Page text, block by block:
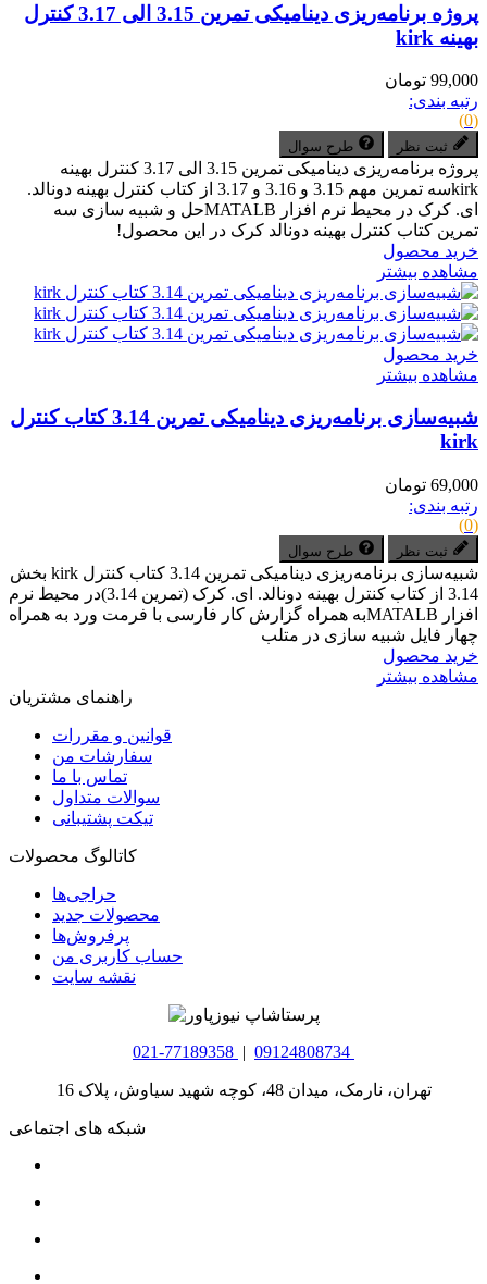
پروژه برنامه‌ریزی دینامیکی تمرین 3.15 الی 3.17 کنترل
بهینه kirk
99,000 تومان
رتبه بندی:
(0)
ثبت نظر طرح سوال
پروژه برنامه‌ریزی دینامیکی تمرین 3.15 الی 3.17 کنترل بهینه
kirkسه تمرین مهم 3.15 و 3.16 و 3.17 از کتاب کنترل بهینه دونالد.
ای. کرک در محیط نرم افزار MATALBحل و شبیه سازی سه
تمرین کتاب کنترل بهینه دونالد کرک در این محصول!
خرید محصول
مشاهده بیشتر
خرید محصول
مشاهده بیشتر
شبیه‌سازی برنامه‌ریزی دینامیکی تمرین 3.14 کتاب کنترل
kirk
69,000 تومان
رتبه بندی:
(0)
ثبت نظر طرح سوال
شبیه‌سازی برنامه‌ریزی دینامیکی تمرین 3.14 کتاب کنترل kirk بخش
3.14 از کتاب کنترل بهینه دونالد. ای. کرک (تمرین 3.14)در محیط نرم
افزار MATALBبه همراه گزارش کار فارسی با فرمت ورد به همراه
چهار فایل شبیه سازی در متلب
خرید محصول
مشاهده بیشتر
راهنمای مشتریان
قوانین و مقررات
سفارشات من
تماس با ما
سوالات متداول
تیکت پشتیبانی
کاتالوگ محصولات
حراجی‌ها
محصولات جدید
پرفروش‌ها
حساب کاربری من
نقشه سایت
021-77189358 | 09124808734
تهران، نارمک، میدان 48، کوچه شهید سیاوش، پلاک 16
شبکه های اجتماعی